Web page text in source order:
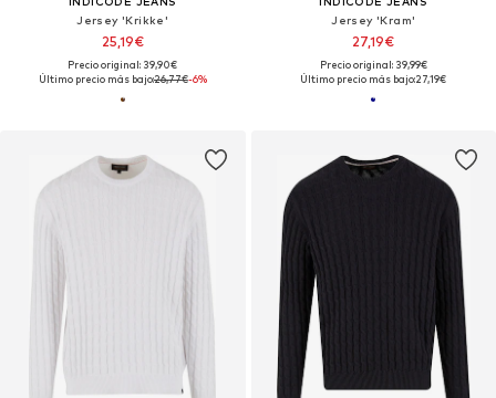
Jersey 'Krikke'
25,19€
Precio original: 39,90€
Último precio más bajo:26,77€-6%
Jersey 'Kram'
27,19€
Precio original: 39,99€
Último precio más bajo:27,19€